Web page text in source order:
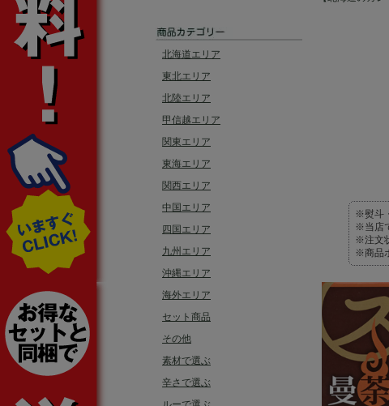
北海道エリア
東北エリア
北陸エリア
甲信越エリア
関東エリア
東海エリア
関西エリア
中国エリア
四国エリア
九州エリア
沖縄エリア
海外エリア
セット商品
その他
素材で選ぶ
辛さで選ぶ
※熨斗
※当店
※注文
※商品